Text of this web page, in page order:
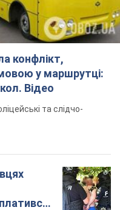
конфлікт,
у маршрутці:
Відео
та слідчо-